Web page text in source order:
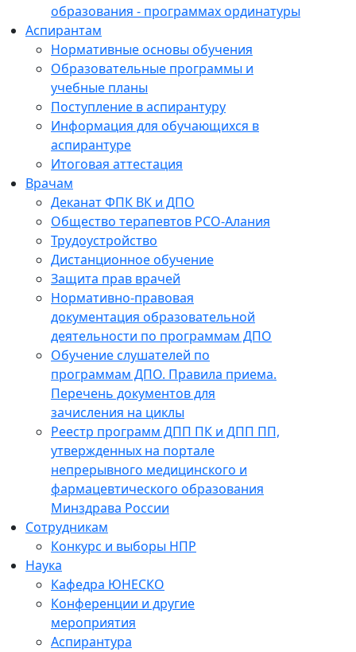
образования - программах ординатуры
Аспирантам
Нормативные основы обучения
Образовательные программы и
учебные планы
Поступление в аспирантуру
Информация для обучающихся в
аспирантуре
Итоговая аттестация
Врачам
Деканат ФПК ВК и ДПО
Общество терапевтов РСО-Алания
Трудоустройство
Дистанционное обучение
Защита прав врачей
Нормативно-правовая
документация образовательной
деятельности по программам ДПО
Обучение слушателей по
программам ДПО. Правила приема.
Перечень документов для
зачисления на циклы
Реестр программ ДПП ПК и ДПП ПП,
утвержденных на портале
непрерывного медицинского и
фармацевтического образования
Минздрава России
Сотрудникам
Конкурс и выборы НПР
Наука
Кафедра ЮНЕСКО
Конференции и другие
мероприятия
Аспирантура